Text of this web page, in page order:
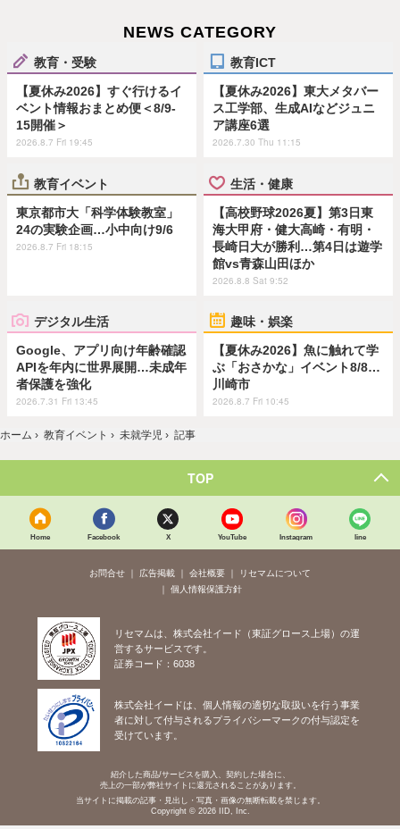
NEWS CATEGORY
教育・受験
【夏休み2026】すぐ行けるイ
ベント情報おまとめ便＜8/9-
15開催＞
2026.8.7 Fri 19:45
教育ICT
【夏休み2026】東大メタバー
ス工学部、生成AIなどジュニ
ア講座6選
2026.7.30 Thu 11:15
教育イベント
東京都市大「科学体験教室」
24の実験企画…小中向け9/6
2026.8.7 Fri 18:15
生活・健康
【高校野球2026夏】第3日東
海大甲府・健大高崎・有明・
長崎日大が勝利…第4日は遊学
館vs青森山田ほか
2026.8.8 Sat 9:52
デジタル生活
Google、アプリ向け年齢確認
APIを年内に世界展開…未成年
者保護を強化
2026.7.31 Fri 13:45
趣味・娯楽
【夏休み2026】魚に触れて学
ぶ「おさかな」イベント8/8…
川崎市
2026.8.7 Fri 10:45
ホーム › 教育イベント › 未就学児 › 記事
TOP
Home Facebook X YouTube Instagram line
お問合せ 広告掲載 会社概要
リセマムについて
個人情報保護方針
リセマムは、株式会社イード（東証グロース上場）の運
営するサービスです。
証券コード：6038
株式会社イードは、個人情報の適切な取扱いを行う事業
者に対して付与されるプライバシーマークの付与認定を
受けています。
紹介した商品/サービスを購入、契約した場合に、
売上の一部が弊社サイトに還元されることがあります。
当サイトに掲載の記事・見出し・写真・画像の無断転載を禁じます。
Copyright © 2026 IID, Inc.